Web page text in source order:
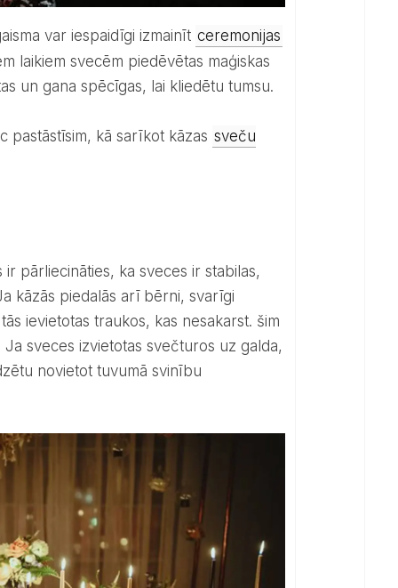
var iespaidīgi izmainīt ceremonijas
laikiem svecēm piedēvētas maģiskas
un gana spēcīgas, lai kliedētu tumsu.
pastāstīsim, kā sarīkot kāzas sveču
kāzās piedalās arī bērni, svarīgi
ievietotas traukos, kas nesakarst. šim
sveces izvietotas svečturos uz galda,
novietot tuvumā svinību